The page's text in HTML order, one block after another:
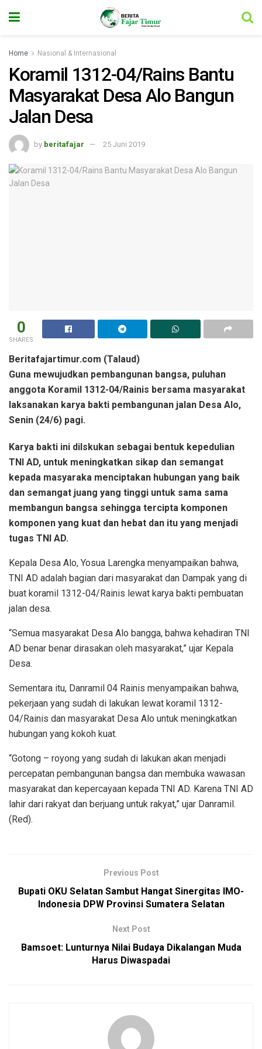
Home Nasional & Internasional
Koramil 1312-04/Rains Bantu
Masyarakat Desa Alo Bangun
Jalan Desa
by beritafajar 25 Juni 2019
0
SHARES
Beritafajartimur.com (Talaud)
Guna mewujudkan pembangunan bangsa, puluhan
anggota Koramil 1312-04/Rainis bersama masyarakat
laksanakan karya bakti pembangunan jalan Desa Alo,
Senin (24/6) pagi.
Karya bakti ini dilskukan sebagai bentuk kepedulian
TNI AD, untuk meningkatkan sikap dan semangat
kepada masyaraka menciptakan hubungan yang baik
dan semangat juang yang tinggi untuk sama sama
membangun bangsa sehingga tercipta komponen
komponen yang kuat dan hebat dan itu yang menjadi
tugas TNI AD.
Kepala Desa Alo, Yosua Larengka menyampaikan bahwa,
TNI AD adalah bagian dari masyarakat dan Dampak yang di
buat koramil 1312-04/Rainis lewat karya bakti pembuatan
jalan desa.
“Semua masyarakat Desa Alo bangga, bahwa kehadiran TNI
AD benar benar dirasakan oleh masyarakat,” ujar Kepala
Desa.
Sementara itu, Danramil 04 Rainis menyampaikan bahwa,
pekerjaan yang sudah di lakukan lewat koramil 1312-
04/Rainis dan masyarakat Desa Alo untuk meningkatkan
hubungan yang kokoh kuat.
“Gotong – royong yang sudah di lakukan akan menjadi
percepatan pembangunan bangsa dan membuka wawasan
masyarakat dan kepercayaan kepada TNI AD. Karena TNI AD
lahir dari rakyat dan berjuang untuk rakyat,” ujar Danramil.
(Red).
Previous Post
Bupati OKU Selatan Sambut Hangat Sinergitas IMO-
Indonesia DPW Provinsi Sumatera Selatan
Next Post
Bamsoet: Lunturnya Nilai Budaya Dikalangan Muda
Harus Diwaspadai